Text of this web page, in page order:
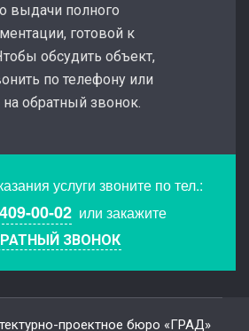
выдачи полного
готовой к
обсудить объект,
по телефону или
на обратный звонок.
услуги звоните по тел.:
00-02 или закажите
ЗВОНОК
проектное бюро «ГРАД»